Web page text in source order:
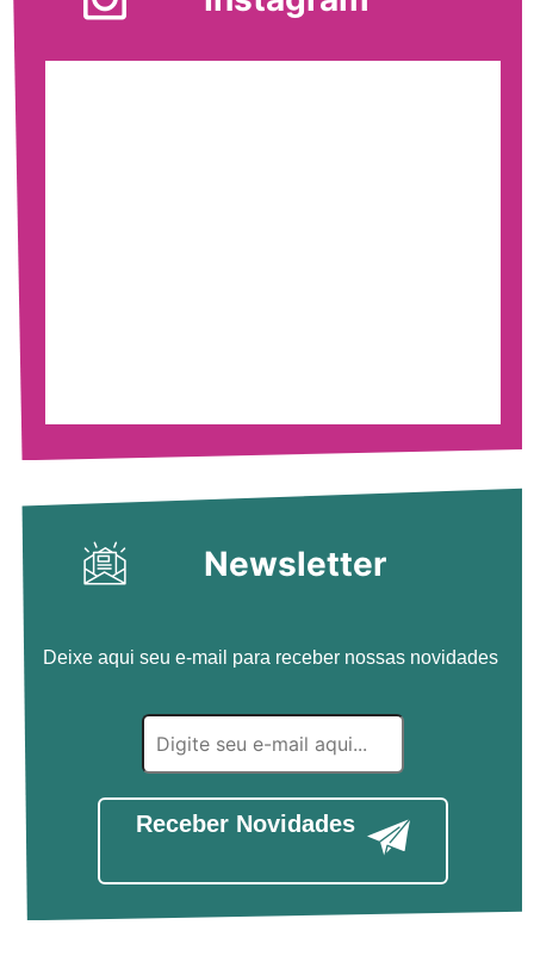
Newsletter
Deixe aqui seu e-mail para receber nossas novidades
Receber Novidades